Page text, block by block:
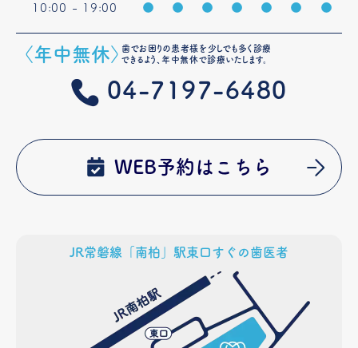
10:00 - 19:00 ● ● ● ● ● ● ●
〈年中無休〉 歯でお困りの患者様を少しでも多く診療
できるよう、年中無休で診療いたします。
04-7197-6480
WEB予約はこちら
JR常磐線「南柏」駅東口すぐの歯医者